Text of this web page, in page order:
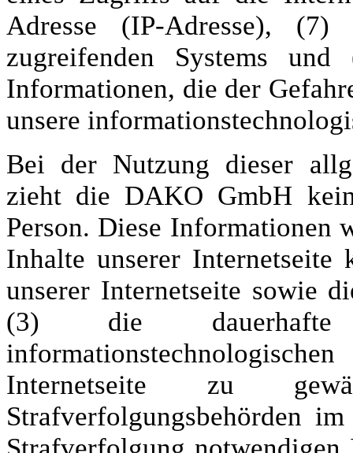
Adresse (IP-Adresse), (7)
zugreifenden Systems
Informationen, die der
unsere
Bei der Nutzung dieser
zieht die DAKO GmbH
Person. Diese Informationen
Inhalte unserer
unserer Internetseite sowie
(3) die dauerhafte
Internetseite zu
Strafverfolgungsbehörden